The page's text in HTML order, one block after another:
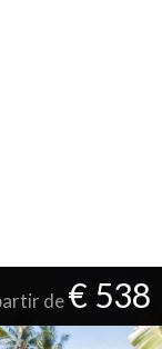
de€ 538